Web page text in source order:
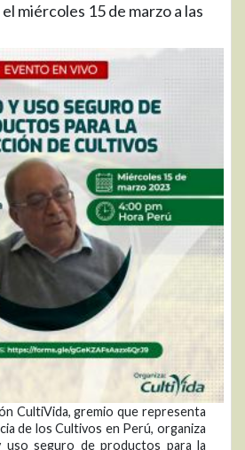
miércoles 15 de marzo a las
CultiVida, gremio que representa
de los Cultivos en Perú, organiza
uso seguro de productos para la